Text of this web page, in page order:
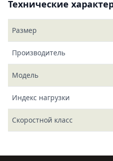
Технические
Размер
Производитель
Модель
Индекс нагрузки
Скоростной класс